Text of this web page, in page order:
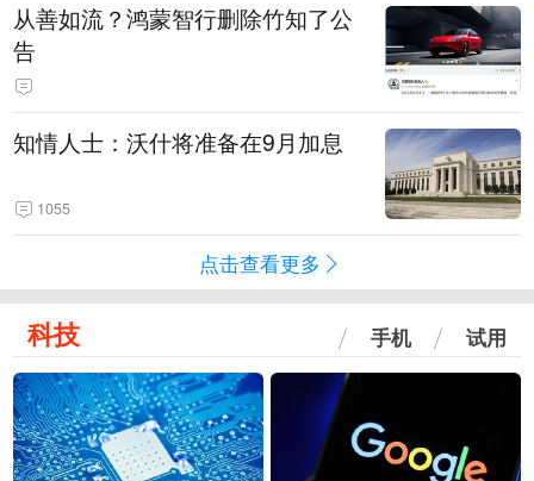
从善如流？鸿蒙智行删除竹知了公
告
知情人士：沃什将准备在9月加息
1055
点击查看更多
科技 手机 试用